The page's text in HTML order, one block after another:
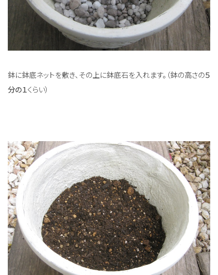
鉢に鉢底ネットを敷き、その上に鉢底石を入れます。（鉢の高さの５
分の１くらい）